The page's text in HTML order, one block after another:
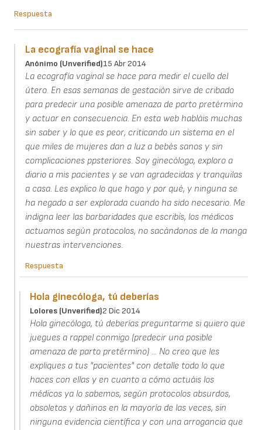
Respuesta
La ecografía vaginal se hace
Anónimo (unverified)15 Abr 2014
La ecografía vaginal se hace para medir el cuello del
útero. En esas semanas de gestación sirve de cribado
para predecir una posible amenaza de parto pretérmino
y actuar en consecuencia. En esta web habláis muchas
sin saber y lo que es peor, criticando un sistema en el
que miles de mujeres dan a luz a bebés sanos y sin
complicaciones ppsteriores. Soy ginecóloga, exploro a
diario a mis pacientes y se van agradecidas y tranquilas
a casa. Les explico lo que hago y por qué, y ninguna se
ha negado a ser explorada cuando ha sido necesario. Me
indigna leer las barbaridades que escribís, los médicos
actuamos según protocolos, no sacándonos de la manga
nuestras intervenciones.
Respuesta
Hola ginecóloga, tú deberías
Lolores (unverified)2 Dic 2014
Hola ginecóloga, tú deberías preguntarme si quiero que
juegues a rappel conmigo (predecir una posible
amenaza de parto pretérmino) ... No creo que les
expliques a tus "pacientes" con detalle todo lo que
haces con ellas y en cuanto a cómo actuáis los
médicos ya lo sabemos, según protocolos absurdos,
obsoletos y dañinos en la mayoría de las veces, sin
ninguna evidencia científica y con una arrogancia que